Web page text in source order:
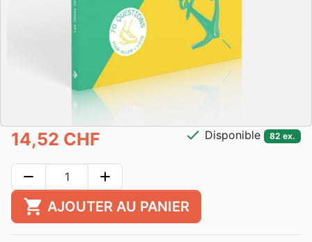
14,52 CHF check Disponible 82 ex.
remove add
shopping_cart AJOUTER AU PANIER